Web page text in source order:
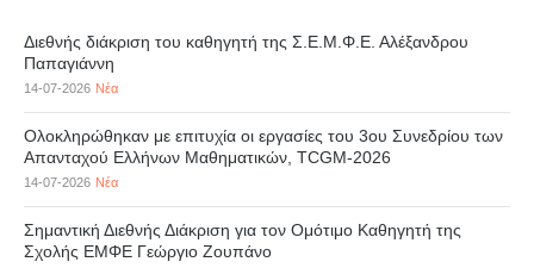
Διεθνής διάκριση του καθηγητή της Σ.Ε.Μ.Φ.Ε. Αλέξανδρου
Παπαγιάννη
14-07-2026 Νέα
Ολοκληρώθηκαν με επιτυχία οι εργασίες του 3ου Συνεδρίου των
Απανταχού Ελλήνων Μαθηματικών, TCGM-2026
14-07-2026 Νέα
Σημαντική Διεθνής Διάκριση για τον Ομότιμο Καθηγητή της
Σχολής ΕΜΦΕ Γεώργιο Ζουπάνο